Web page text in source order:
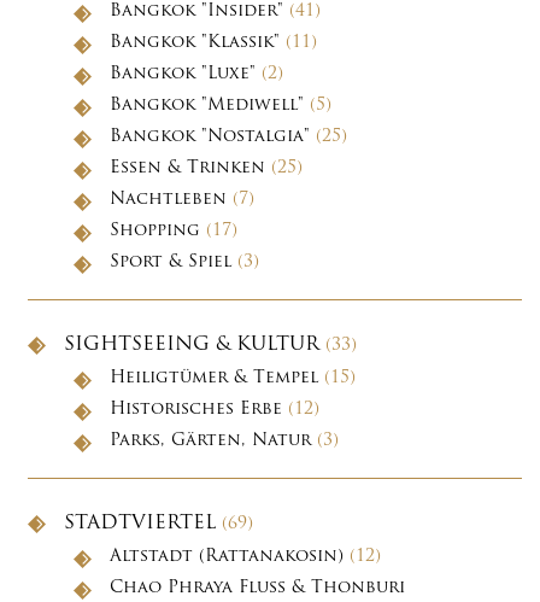
Bangkok "Insider" (41)
Bangkok "Klassik" (11)
Bangkok "Luxe" (2)
Bangkok "Mediwell" (5)
Bangkok "Nostalgia" (25)
Essen & Trinken (25)
Nachtleben (7)
Shopping (17)
Sport & Spiel (3)
SIGHTSEEING & KULTUR(33)
Heiligtümer & Tempel (15)
Historisches Erbe (12)
Parks, Gärten, Natur(3)
STADTVIERTEL (69)
Altstadt (Rattanakosin) (12)
Chao Phraya Fluss & Thonburi